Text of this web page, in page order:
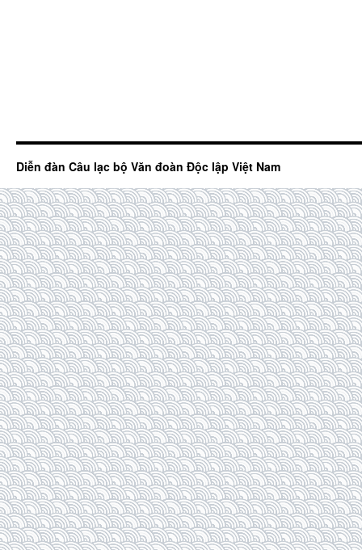
Diễn đàn Câu lạc bộ Văn đoàn Độc lập Việt Nam